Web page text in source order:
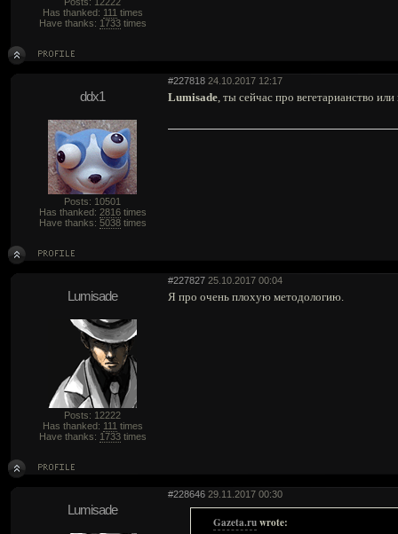
Has thanked: 111 times
Have thanks: 1733times
#227818 24.10.2017 12:17
ddx1
Posts: 10501
Has thanked: 2816times
Have thanks: 5038times
Lumisade, ты сейчас про вегетарианство или
#227827 25.10.2017 00:04
Lumisade
Posts: 12222
Has thanked: 111 times
Have thanks: 1733times
Я про очень плохую методологию.
#228646 29.11.2017 00:30
Lumisade
Gazeta.ruwrote: